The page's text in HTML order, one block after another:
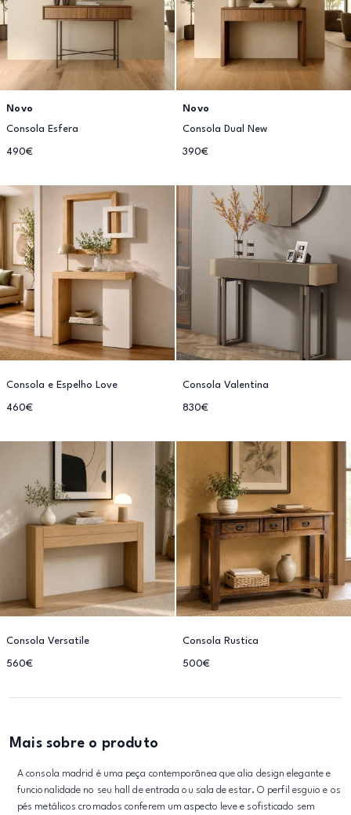
Novo
Consola Esfera
490€
Novo
Consola Dual New
390€
Consola e Espelho Love
460€
Consola Valentina
830€
Consola Versatile
560€
Consola Rustica
500€
Mais sobre o produto
A consola madrid é uma peça contemporânea que alia design elegante e
funcionalidade no seu hall de entrada ou sala de estar. O perfil esguio e os
pés metálicos cromados conferem um aspecto leve e sofisticado sem